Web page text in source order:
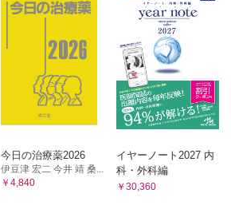
今日の治療薬2026
伊豆津 宏二 今井 靖 桑...
￥4,840
イヤーノート2027 内
科・外科編
￥30,360